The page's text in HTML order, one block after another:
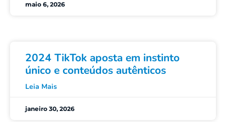
maio 6, 2026
2024 TikTok aposta em instinto
único e conteúdos autênticos
Leia Mais
janeiro 30, 2026